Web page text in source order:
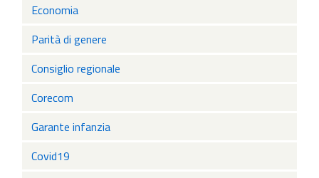
Economia
Parità di genere
Consiglio regionale
Corecom
Garante infanzia
Covid19